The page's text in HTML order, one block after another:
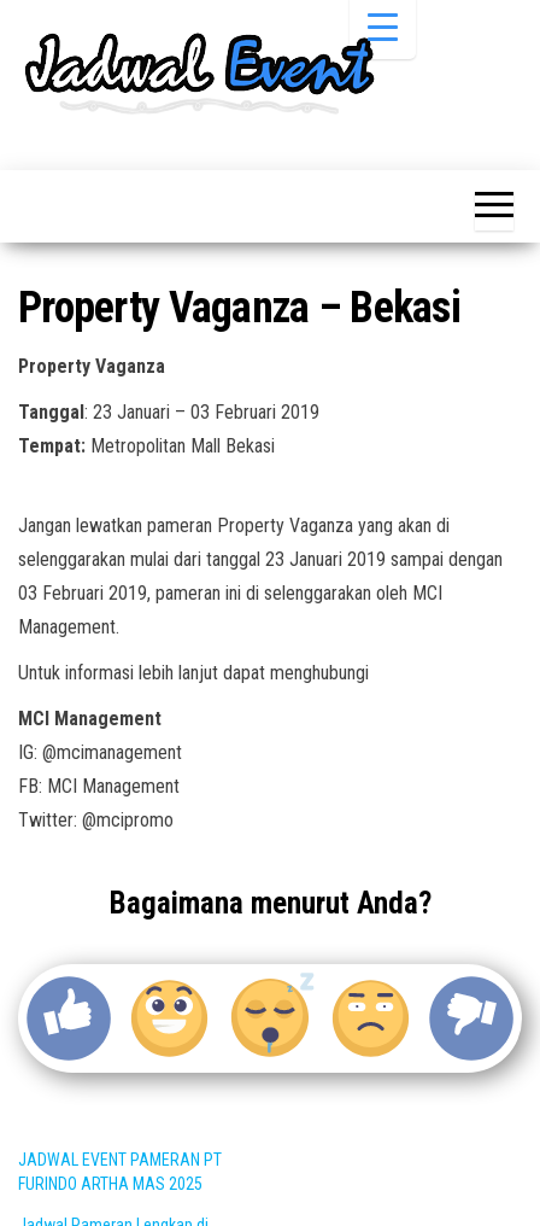
Pameran,
Acara &
Promo
Pameran,
Bazaar,
Workshop,
Property Vaganza – Bekasi
Property Vaganza
Tanggal: 23 Januari – 03 Februari 2019
Tempat: Metropolitan Mall Bekasi
Jangan lewatkan pameran Property Vaganza yang akan di
selenggarakan mulai dari tanggal 23 Januari 2019 sampai dengan
03 Februari 2019, pameran ini di selenggarakan oleh MCI
Management.
Untuk informasi lebih lanjut dapat menghubungi
MCI Management
IG: @mcimanagement
FB: MCI Management
Twitter: @mcipromo
Bagaimana menurut Anda?
JADWAL EVENT PAMERAN PT
FURINDO ARTHA MAS 2025